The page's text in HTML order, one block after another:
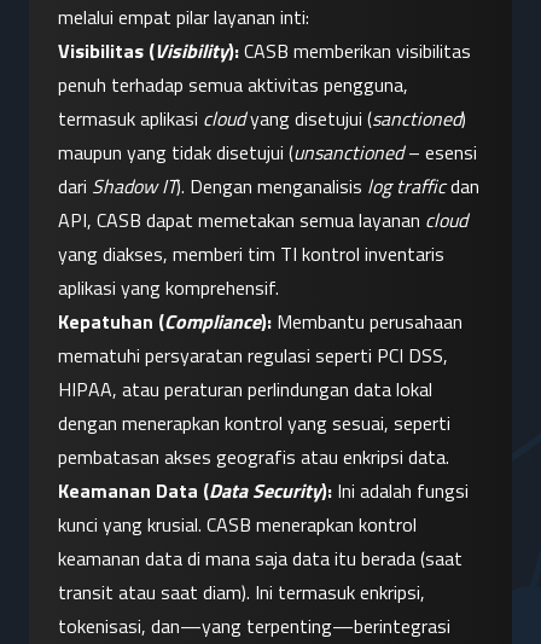
melalui empat pilar layanan inti:
Visibilitas (Visibility): CASB memberikan visibilitas
penuh terhadap semua aktivitas pengguna,
termasuk aplikasi cloud yang disetujui (sanctioned)
maupun yang tidak disetujui (unsanctioned – esensi
dari Shadow IT). Dengan menganalisis log traffic dan
API, CASB dapat memetakan semua layanan cloud
yang diakses, memberi tim TI kontrol inventaris
aplikasi yang komprehensif.
Kepatuhan (Compliance): Membantu perusahaan
mematuhi persyaratan regulasi seperti PCI DSS,
HIPAA, atau peraturan perlindungan data lokal
dengan menerapkan kontrol yang sesuai, seperti
pembatasan akses geografis atau enkripsi data.
Keamanan Data (Data Security): Ini adalah fungsi
kunci yang krusial. CASB menerapkan kontrol
keamanan data di mana saja data itu berada (saat
transit atau saat diam). Ini termasuk enkripsi,
tokenisasi, dan—yang terpenting—berintegrasi